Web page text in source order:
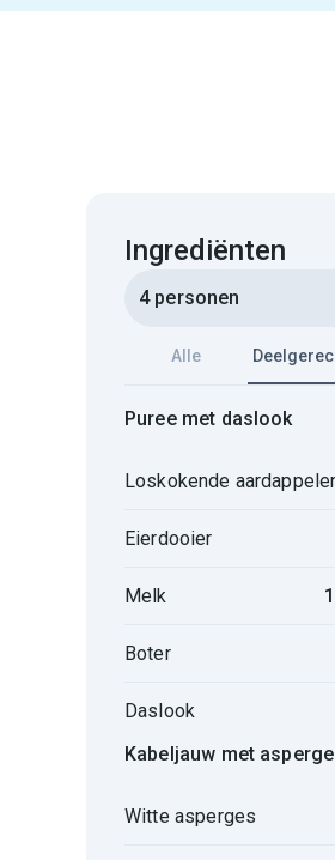
Ingrediënten
4 personen
Alle
Puree met daslook
Loskokende
Eierdooier
Melk
Boter
Daslook
Kabeljauw met
Witte asperges